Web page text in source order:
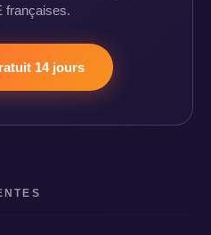
françaises.
14 jours